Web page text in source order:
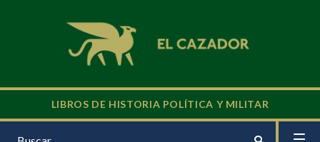
LIBROS DE HISTORIA POLÍTICA Y MILITAR